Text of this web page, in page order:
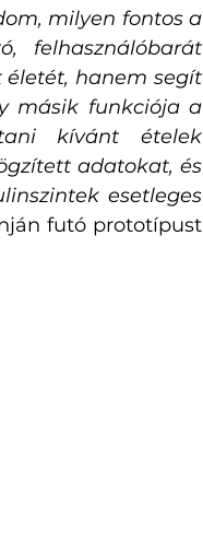
milyen fontos a
felhasználóbarát
hanem segít
másik funkciója a
kívánt ételek
adatokat, és
esetleges
futó prototípust